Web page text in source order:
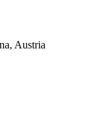
Austria